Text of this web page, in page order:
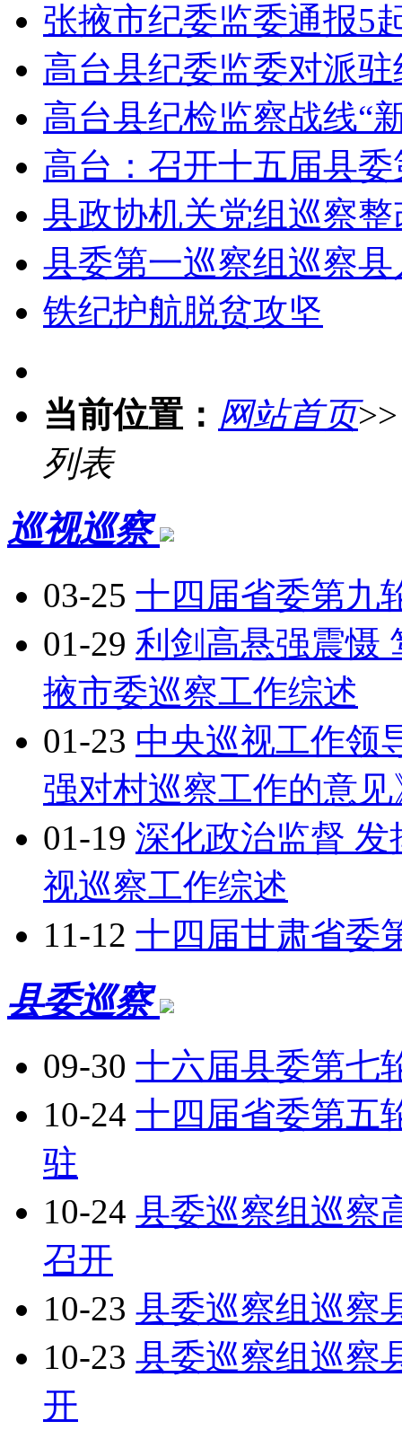
张掖市纪委监委通报5
高台县纪委监委对派
高台县纪检监察战线“
高台：召开十五届县
县政协机关党组巡察
县委第一巡察组巡察
铁纪护航脱贫攻坚
当前位置： 网站首页
列表
巡视巡察
03-25 十四届省委第九
01-29 利剑高悬强震慑
掖市委巡察工作综述
01-23 中央巡视工作领
强对村巡察工作的意
01-19 深化政治监督
视巡察工作综述
11-12 十四届甘肃省委
县委巡察
09-30 十六届县委第七
10-24 十四届省委第五
驻
10-24 县委巡察组巡察
召开
10-23 县委巡察组巡察
10-23 县委巡察组巡察
开